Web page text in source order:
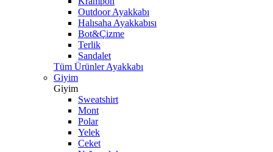
Outdoor Ayakkabı
Halısaha Ayakkabısı
Bot&Çizme
Terlik
Sandalet
Tüm Ürünler Ayakkabı
Giyim
Giyim
Sweatshirt
Mont
Polar
Yelek
Ceket